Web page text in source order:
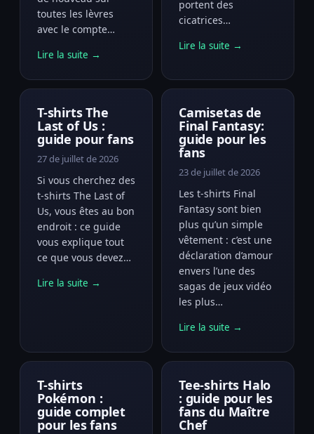
toutes les lèvres
avec le compte…
Lire la suite →
portent des
cicatrices…
Lire la suite →
T-shirts The
Last of Us :
guide pour fans
27 de juillet de 2026
Si vous cherchez des
t-shirts The Last of
Us, vous êtes au bon
endroit : ce guide
vous explique tout
ce que vous devez…
Lire la suite →
Camisetas de
Final Fantasy:
guide pour les
fans
23 de juillet de 2026
Les t-shirts Final
Fantasy sont bien
plus qu’un simple
vêtement : c’est une
déclaration d’amour
envers l’une des
sagas de jeux vidéo
les plus…
Lire la suite →
T-shirts
Pokémon :
guide complet
pour les fans
Tee-shirts Halo
: guide pour les
fans du Maître
Chef